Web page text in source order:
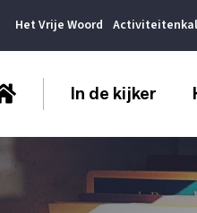
Het Vrije Woord
In de kijker